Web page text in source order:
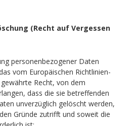
(Recht auf Vergessen
personenbezogener Daten
vom Europäischen Richtlinien-
Recht, von dem
dass die sie betreffenden
unverzüglich gelöscht werden,
Gründe zutrifft und soweit die